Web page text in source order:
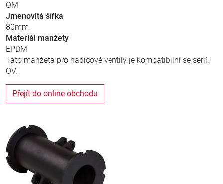
OM
Jmenovitá šířka
80mm
Materiál manžety
EPDM
Tato manžeta pro hadicové ventily je kompatibilní se sérií:
OV.
Přejít do online obchodu